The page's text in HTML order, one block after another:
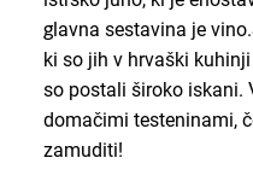
glavna sestavina je
ki so jih v hrvaški
so postali široko iskani.
domačimi testeninami,
zamuditi!